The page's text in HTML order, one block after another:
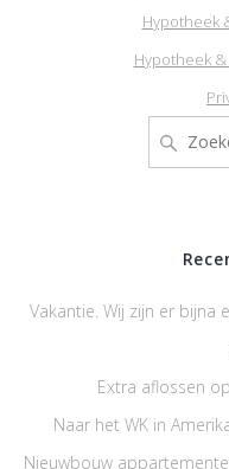
Hypotheek
Hypotheek
naar:
Vakantie. Wij zijn er bijna
Extra aflossen
Naar het WK in
Nieuwbouw